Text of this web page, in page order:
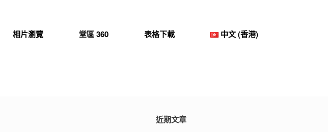
相片瀏覽 堂區 360 表格下載 中文 (香港)
近期文章